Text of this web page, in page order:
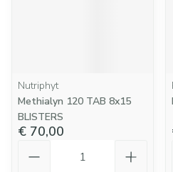
Nutriphyt
Methialyn 120 TAB 8x15
BLISTERS
€ 70,00